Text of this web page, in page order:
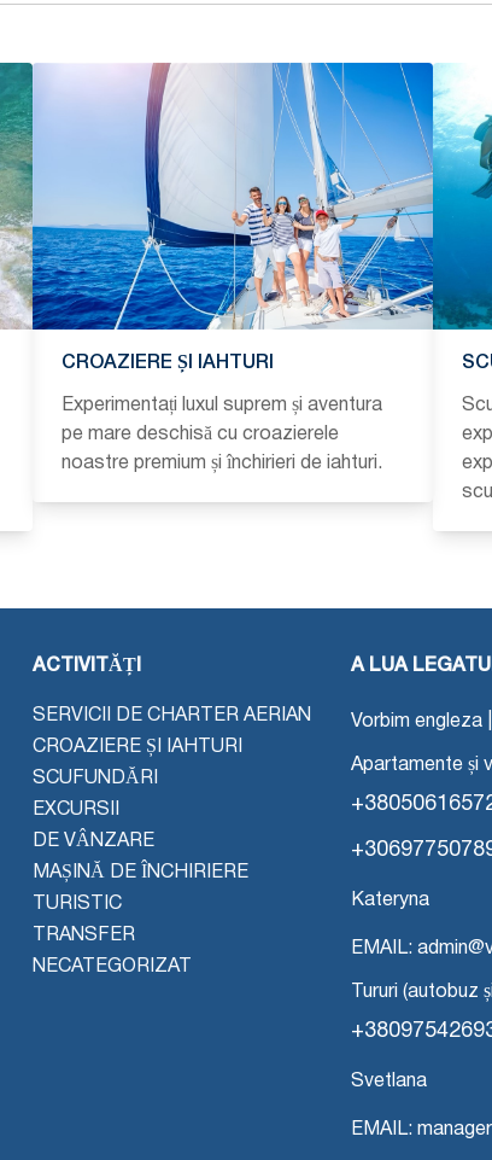
CROAZIERE ȘI IAHTURI
Experimentați luxul suprem și aventura
pe mare deschisă cu croazierele
noastre premium și închirieri de iahturi.
ACTIVITĂȚI
SERVICII DE CHARTER AERIAN
CROAZIERE ȘI IAHTURI
SCUFUNDĂRI
EXCURSII
DE VÂNZARE
MAȘINĂ DE ÎNCHIRIERE
TURISTIC
TRANSFER
NECATEGORIZAT
A LUA
Vorbim engleza
Apartamente și
Kateryna
EMAIL:
Tururi (autobuz
Svetlana
EMAIL: